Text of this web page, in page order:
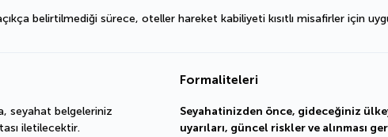
belirtilmediği sürece, oteller hareket kabiliyeti kısıtlı misafirler için
seyahat belgeleriniz
iletilecektir.
Formaliteleri
Seyahatinizden önce, gideceğiniz
uyarıları, güncel riskler ve alınması